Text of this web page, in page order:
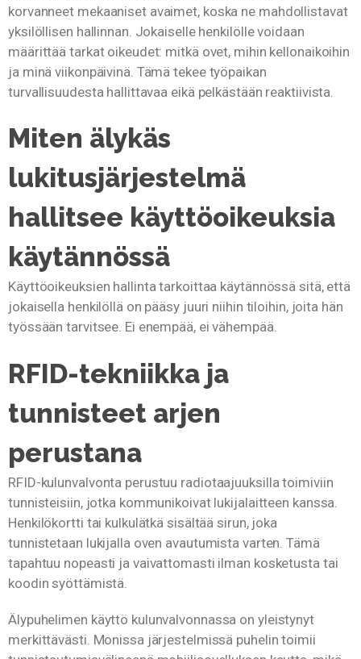
korvanneet mekaaniset avaimet, koska ne mahdollistavat
yksilöllisen hallinnan. Jokaiselle henkilölle voidaan
määrittää tarkat oikeudet: mitkä ovet, mihin kellonaikoihin
ja minä viikonpäivinä. Tämä tekee työpaikan
turvallisuudesta hallittavaa eikä pelkästään reaktiivista.
Miten älykäs
lukitusjärjestelmä
hallitsee käyttöoikeuksia
käytännössä
Käyttöoikeuksien hallinta tarkoittaa käytännössä sitä, että
jokaisella henkilöllä on pääsy juuri niihin tiloihin, joita hän
työssään tarvitsee. Ei enempää, ei vähempää.
RFID-tekniikka ja
tunnisteet arjen
perustana
RFID-kulunvalvonta perustuu radiotaajuuksilla toimiviin
tunnisteisiin, jotka kommunikoivat lukijalaitteen kanssa.
Henkilökortti tai kulkulätkä sisältää sirun, joka
tunnistetaan lukijalla oven avautumista varten. Tämä
tapahtuu nopeasti ja vaivattomasti ilman kosketusta tai
koodin syöttämistä.
Älypuhelimen käyttö kulunvalvonnassa on yleistynyt
merkittävästi. Monissa järjestelmissä puhelin toimii